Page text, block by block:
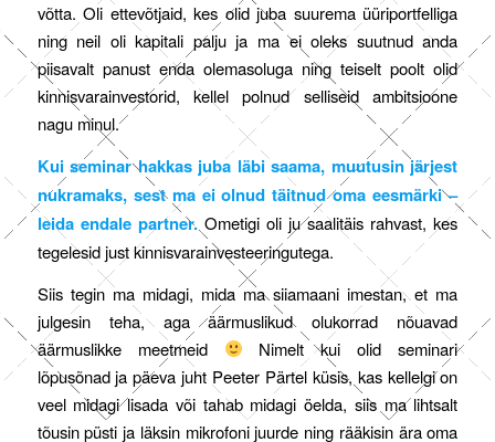
võtta. Oli ettevõtjaid, kes olid juba suurema üüriportfelliga
ning neil oli kapitali palju ja ma ei oleks suutnud anda
piisavalt panust enda olemasoluga ning teiselt poolt olid
kinnisvarainvestorid, kellel polnud selliseid ambitsioone
nagu minul.
Kui seminar hakkas juba läbi saama, muutusin järjest
nukramaks, sest ma ei olnud täitnud oma eesmärki –
leida endale partner.Ometigi oli ju saalitäis rahvast, kes
tegelesid just kinnisvarainvesteeringutega.
Siis tegin ma midagi, mida ma siiamaani imestan, et ma
julgesin teha, aga äärmuslikud olukorrad nõuavad
äärmuslikke meetmeid
Nimelt kui olid seminari
lõpusõnad ja päeva juht Peeter Pärtel küsis, kas kellelgi on
veel midagi lisada või tahab midagi öelda, siis ma lihtsalt
tõusin püsti ja läksin mikrofoni juurde ning rääkisin ära oma